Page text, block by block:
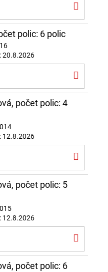
polic: 6 polic
20.8.2026
počet polic: 4
12.8.2026
počet polic: 5
12.8.2026
počet polic: 6